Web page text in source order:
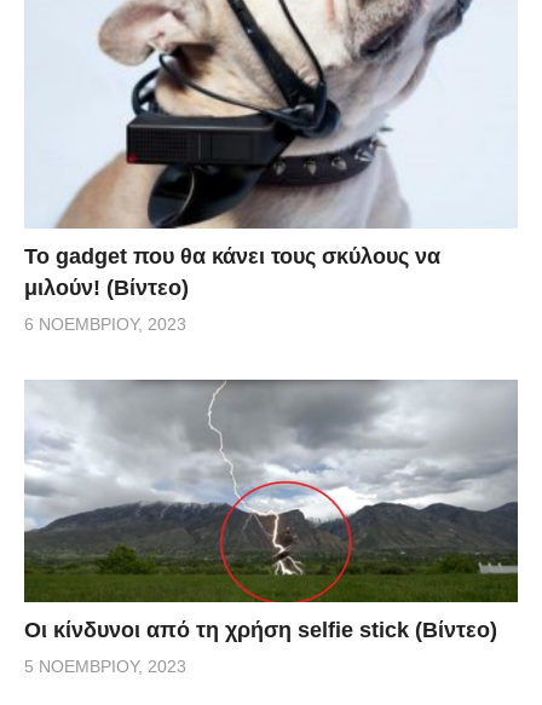
Το gadget που θα κάνει τους σκύλους να
μιλούν! (Βίντεο)
6 ΝΟΕΜΒΡΊΟΥ, 2023
Οι κίνδυνοι από τη χρήση selfie stick (Βίντεο)
5 ΝΟΕΜΒΡΊΟΥ, 2023